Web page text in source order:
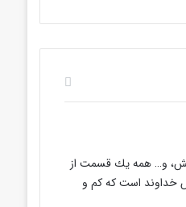
و… همه يك قسمت از
است كه كم و